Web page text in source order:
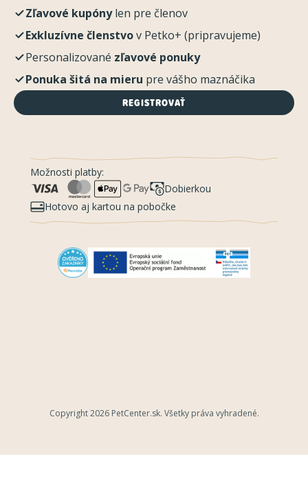
Zľavové kupónylen pre členov
Exkluzívne členstvov Petko+ (pripravujeme)
Personalizované zľavové ponuky
Ponuka šitá na mieru pre vášho maznáčika
REGISTROVAŤ
Možnosti platby:
Dobierkou
Hotovo aj kartou na pobočke
Copyright 2026 PetCenter.sk. Všetky práva vyhradené.